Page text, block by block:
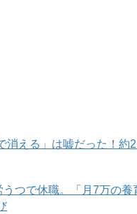
消える」は嘘だった！
つで休職。「月7万の